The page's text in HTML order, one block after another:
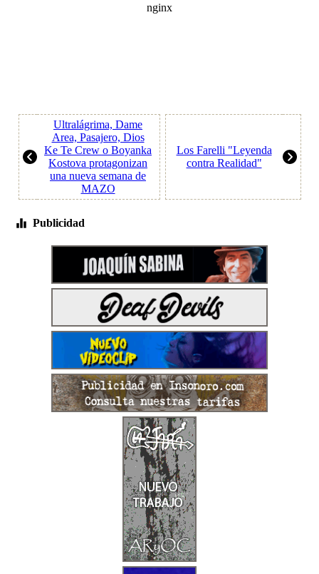
Ultralágrima, Dame
Area, Pasajero, Dios
Ke Te Crew o Boyanka
Kostova protagonizan
una nueva semana de
MAZO
Los Farelli "Leyenda
contra Realidad"
Publicidad